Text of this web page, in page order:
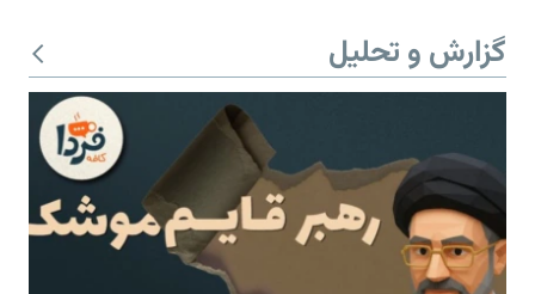
گزارش و تحلیل